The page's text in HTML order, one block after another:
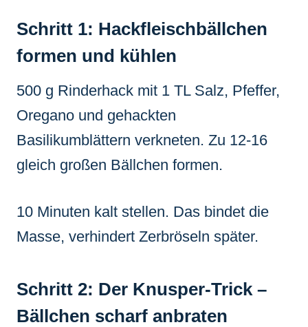
Schritt 1: Hackfleischbällchen
formen und kühlen
500 g Rinderhack mit 1 TL Salz, Pfeffer,
Oregano und gehackten
Basilikumblättern verkneten. Zu 12-16
gleich großen Bällchen formen.
10 Minuten kalt stellen. Das bindet die
Masse, verhindert Zerbröseln später.
Schritt 2: Der Knusper-Trick –
Bällchen scharf anbraten